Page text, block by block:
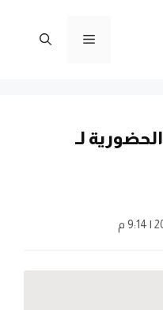
القائمة
لـ